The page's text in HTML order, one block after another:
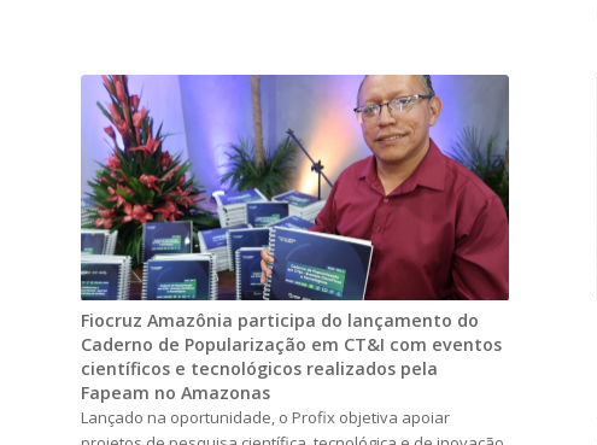
Fiocruz Amazônia participa do lançamento do
Caderno de Popularização em CT&I com eventos
científicos e tecnológicos realizados pela
Fapeam no Amazonas
Lançado na oportunidade, o Profix objetiva apoiar